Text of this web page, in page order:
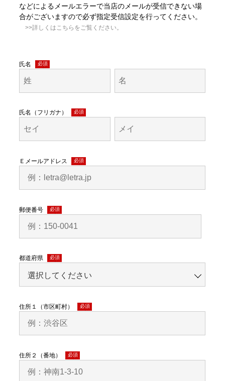
などによるメールエラーで当店のメールが受信できない場
合がございますので必ず指定受信設定を行ってください。
>>詳しくはこちらをご覧ください。
氏名
(必
氏名（フリガナ）
(必
Ｅメールアドレス
(必
須)
郵便番号
(必
須)
都道府県
(必
須)
住所１（市区町村）
(必
住所２（番地）
(必
須)